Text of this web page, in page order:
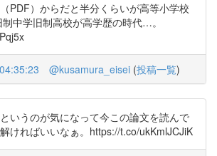
PDF）からだと半分くらいが高等小学校
中学旧制高校が高学歴の時代…。
@kusamura_eisei (投稿一覧)
いうのが気になって今この論文を読んで
ければいいなぁ。https://t.co/ukKmlJCJiK